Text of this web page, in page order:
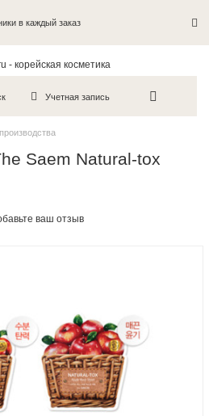
в каждый заказ
Учетная запись
Saem Natural-tox
ваш отзыв